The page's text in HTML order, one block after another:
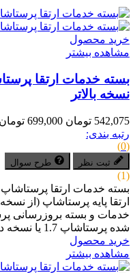
خرید محصول
مشاهده بیشتر
نسخه بالاتر
542,075 تومان
699,000 تومان
رتبه بندی:
(0)
ثبت نظر طرح سوال
(1)
خدمات و بسته بروزرسانی
شده پرستاشاپ 1.7 یا نسخه دلخواه شما به صورت...
خرید محصول
مشاهده بیشتر